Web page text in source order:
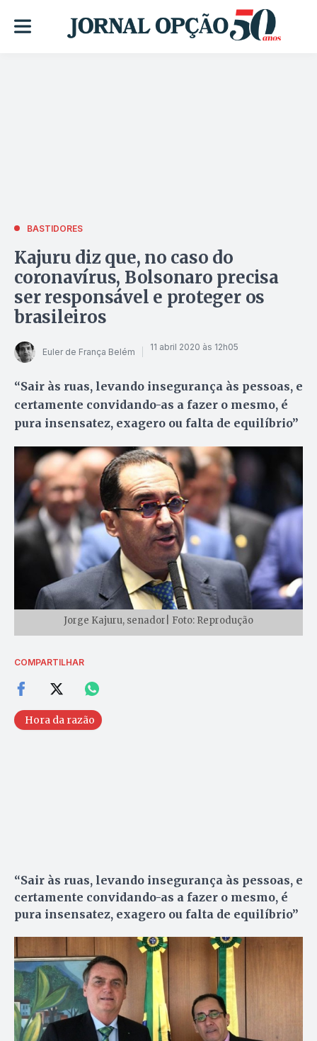
BASTIDORES
Kajuru diz que, no caso do
coronavírus, Bolsonaro precisa
ser responsável e proteger os
brasileiros
Euler de França Belém 11 abril 2020 às 12h05
“Sair às ruas, levando insegurança às pessoas, e
certamente convidando-as a fazer o mesmo, é
pura insensatez, exagero ou falta de equilíbrio”
Jorge Kajuru, senador| Foto: Reprodução
COMPARTILHAR
Hora da razão
“Sair às ruas, levando insegurança às pessoas, e
certamente convidando-as a fazer o mesmo, é
pura insensatez, exagero ou falta de equilíbrio”